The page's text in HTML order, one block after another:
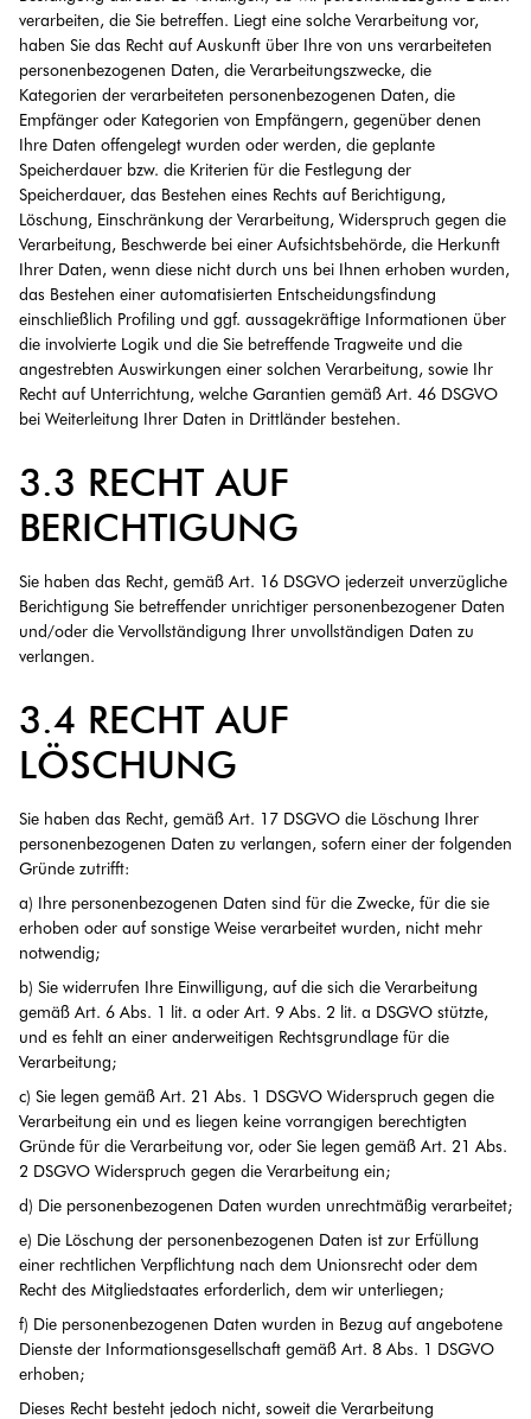
verarbeiten, die Sie betreffen. Liegt eine solche Verarbeitung vor,
haben Sie das Recht auf Auskunft über Ihre von uns verarbeiteten
personenbezogenen Daten, die Verarbeitungszwecke, die
Kategorien der verarbeiteten personenbezogenen Daten, die
Empfänger oder Kategorien von Empfängern, gegenüber denen
Ihre Daten offengelegt wurden oder werden, die geplante
Speicherdauer bzw. die Kriterien für die Festlegung der
Speicherdauer, das Bestehen eines Rechts auf Berichtigung,
Löschung, Einschränkung der Verarbeitung, Widerspruch gegen die
Verarbeitung, Beschwerde bei einer Aufsichtsbehörde, die Herkunft
Ihrer Daten, wenn diese nicht durch uns bei Ihnen erhoben wurden,
das Bestehen einer automatisierten Entscheidungsfindung
einschließlich Profiling und ggf. aussagekräftige Informationen über
die involvierte Logik und die Sie betreffende Tragweite und die
angestrebten Auswirkungen einer solchen Verarbeitung, sowie Ihr
Recht auf Unterrichtung, welche Garantien gemäß Art. 46 DSGVO
bei Weiterleitung Ihrer Daten in Drittländer bestehen.
3.3 RECHT AUF
BERICHTIGUNG
Sie haben das Recht, gemäß Art. 16 DSGVO jederzeit unverzügliche
Berichtigung Sie betreffender unrichtiger personenbezogener Daten
und/oder die Vervollständigung Ihrer unvollständigen Daten zu
verlangen.
3.4 RECHT AUF
LÖSCHUNG
Sie haben das Recht, gemäß Art. 17 DSGVO die Löschung Ihrer
personenbezogenen Daten zu verlangen, sofern einer der folgenden
Gründe zutrifft:
a) Ihre personenbezogenen Daten sind für die Zwecke, für die sie
erhoben oder auf sonstige Weise verarbeitet wurden, nicht mehr
notwendig;
b) Sie widerrufen Ihre Einwilligung, auf die sich die Verarbeitung
gemäß Art. 6 Abs. 1 lit. a oder Art. 9 Abs. 2 lit. a DSGVO stützte,
und es fehlt an einer anderweitigen Rechtsgrundlage für die
Verarbeitung;
c) Sie legen gemäß Art. 21 Abs. 1 DSGVO Widerspruch gegen die
Verarbeitung ein und es liegen keine vorrangigen berechtigten
Gründe für die Verarbeitung vor, oder Sie legen gemäß Art. 21 Abs.
2 DSGVO Widerspruch gegen die Verarbeitung ein;
d) Die personenbezogenen Daten wurden unrechtmäßig verarbeitet;
e) Die Löschung der personenbezogenen Daten ist zur Erfüllung
einer rechtlichen Verpflichtung nach dem Unionsrecht oder dem
Recht des Mitgliedstaates erforderlich, dem wir unterliegen;
f) Die personenbezogenen Daten wurden in Bezug auf angebotene
Dienste der Informationsgesellschaft gemäß Art. 8 Abs. 1 DSGVO
erhoben;
Dieses Recht besteht jedoch nicht, soweit die Verarbeitung